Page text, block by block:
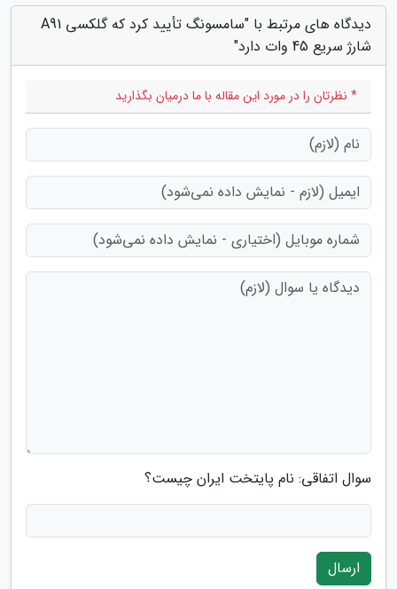
دیدگاه های مرتبط با "سامسونگ تأیید کرد که گلکسی A91
شارژ سریع 45 وات دارد"
* نظرتان را در مورد این مقاله با ما درمیان بگذارید
سوال اتفاقی: نام پایتخت ایران چیست؟
ارسال